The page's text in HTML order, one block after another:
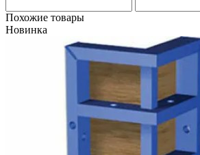
Похожие товары
Новинка